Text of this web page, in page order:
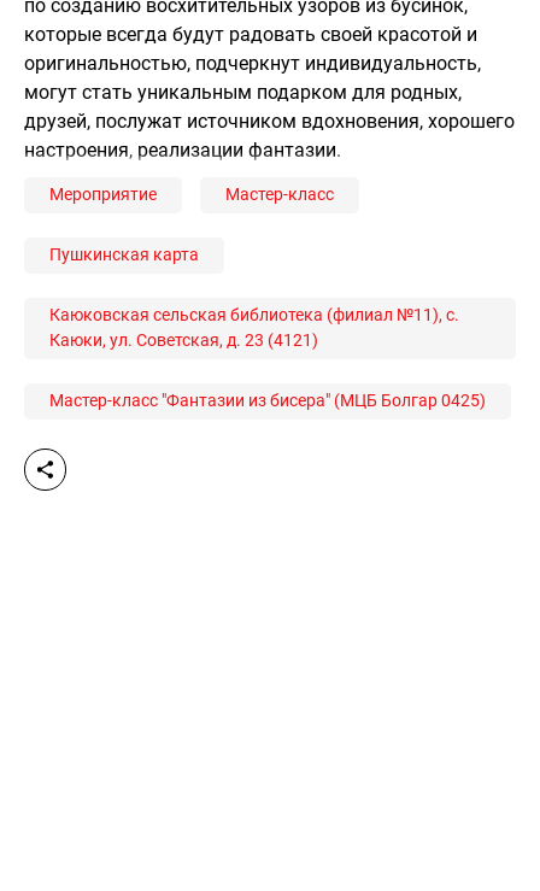
по созданию восхитительных узоров из бусинок,
которые всегда будут радовать своей красотой и
оригинальностью, подчеркнут индивидуальность,
могут стать уникальным подарком для родных,
друзей, послужат источником вдохновения, хорошего
настроения, реализации фантазии.
Мероприятие Мастер-класс
Пушкинская карта
Каюковская сельская библиотека (филиал №11), с.
Каюки, ул. Советская, д. 23 (4121)
Мастер-класс "Фантазии из бисера" (МЦБ Болгар 0425)